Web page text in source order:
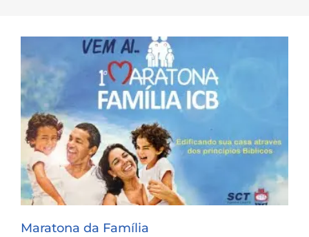
Maratona da Família
Maratona da Família